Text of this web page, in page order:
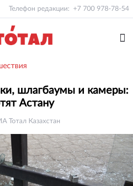
Телефон редакции: +7 700 978-78-54
шлагбаумы и камеры:
Астану
Тотал Казахстан